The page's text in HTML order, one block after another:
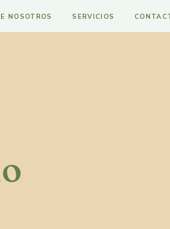
NOSOTROS SERVICIOS